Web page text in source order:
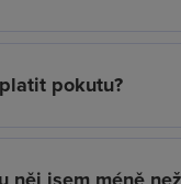
pokutu?